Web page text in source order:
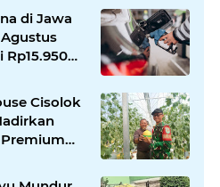
di Jawa
Rp15.950
Cisolok
Modern